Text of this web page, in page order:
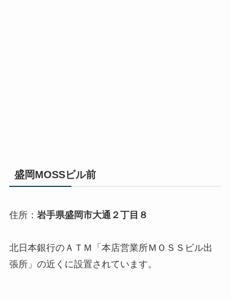
盛岡MOSSビル前
住所： 岩手県盛岡市大通２丁目８
北日本銀行のＡＴＭ「本店営業所ＭＯＳＳビル出
張所」の近くに設置されています。